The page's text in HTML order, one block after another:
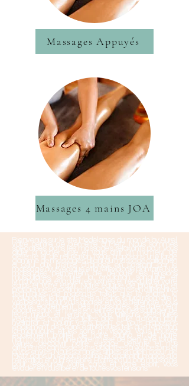
Massages Appuyés
Massages 4 mains JOA
Bienvenue sur le site Modelages du monde by Aurel,
votre centre de bien-être à Metz. Nous sommes
spécialisés dans les massages relaxants pour vous
aider à lâcher prise et vous offrir un moment de
détente et de relaxation. Nous proposons une large
gamme de massages, allant du massage californien
à celui aux pierres chaudes en passant par le
massage ayurvédique et la réflexologie plantaire. Nos
massages permettent de dénouer les tensions
musculaires, stimuler la circulation sanguine et
lymphatique, évacuer les toxines et rééquilibrer votre
corps et votre esprit. Notre équipe de praticiens et
praticiennes expérimentés et expertes en différentes
techniques de massage telles que le shiatsu, le
thaïlandais, le balinais et le suédois, saura répondre à
vos besoins pour vous apaiser et vous détendre. Nous
offrons également des massages spécialement
adaptés aux femmes enceintes pour les soulager de
leurs maux et tensions. Nous utilisons des huiles
végétales naturelles telles que l'huile d'argan pour
hydrater et nourrir votre peau et nous proposons
également des soins esthétiques tels que l'épilation,
la manucure et les soins du visage. Vous pourrez
également profiter de notre sauna et de notre
hammam pour une parenthèse de bien-être totale.
Venez découvrir notre espace détente et nos
différentes cartes de soins, adaptées à vos besoins et
à vos envies. Nous sommes situés en plein cœur de
Metz, dans un espace calme et apaisant, propice à la
relaxation et à la sérénité. Profitez d'un bon massage
pour ressourcer votre corps et votre esprit, vous
évader et vous libérer de toutes vos tensions.